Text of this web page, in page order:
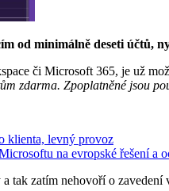
od minimálně deseti účtů,
či Microsoft 365, je už
zdarma. Zpoplatněné jsou
klienta, levný provoz
na evropské řešení a
zatím nehovoří o